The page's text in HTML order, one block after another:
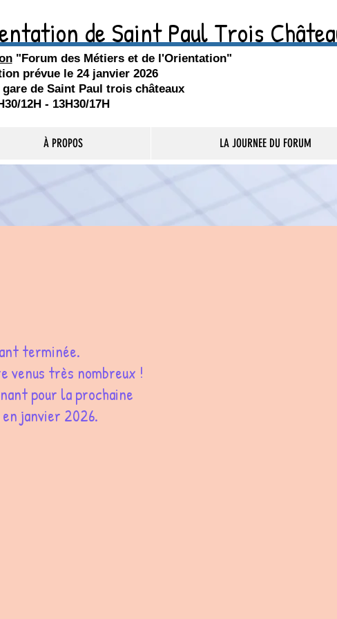
de Saint Paul Trois
"Forum des Métiers et de l'Orientation"
prévue le 24 janvier 2026
de Saint Paul trois châteaux
12H - 13H30/17H
À PROPOS LA JOURNEE DU FORUM
terminée.
venus très nombreux !
pour la prochaine
janvier 2026.